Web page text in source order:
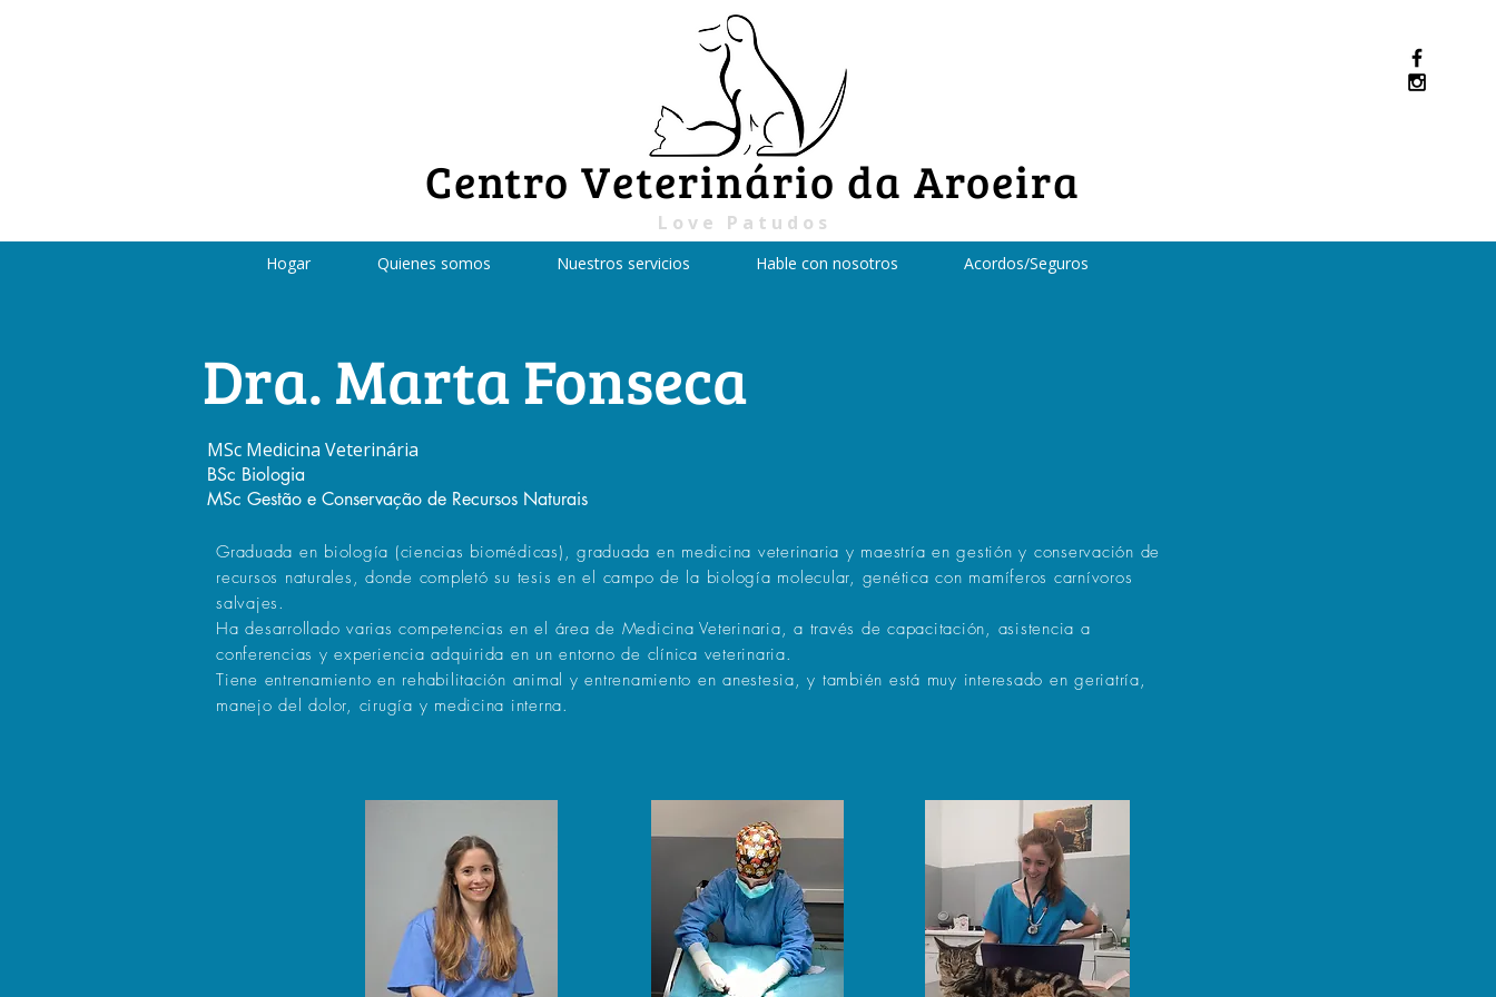
Centro Veterinário da Aroeira
Love Patudos
Hogar Quienes somos Nuestros servicios Hable con nosotros Acordos/Seguros
Dra. MartaFonseca
MSc Medicina Veterinária
BSc Biologia
MSc Gestão e Conservação de Recursos Naturais
Graduada en biología (ciencias biomédicas), graduada en medicina veterinaria y maestría en gestión y conservación de
recursos naturales, donde completó su tesis en el campo de la biología molecular, genética con mamíferos carnívoros
salvajes.
Ha desarrollado varias competencias en el área de Medicina Veterinaria, a través de capacitación, asistencia a
conferencias y experiencia adquirida en un entorno de clínica veterinaria.
Tiene entrenamiento en rehabilitación animal y entrenamiento en anestesia, y también está muy interesado en geriatría,
manejo del dolor, cirugía y medicina interna.